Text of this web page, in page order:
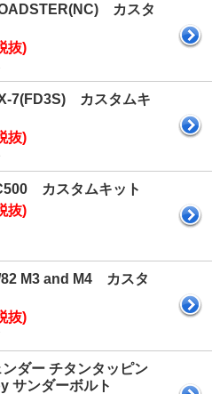
カスタ
抜)
7(FD3S) カスタムキ
抜)
カスタムキット
抜)
82 M3 and M4 カスタ
抜)
ダー チタンタッピン
サンダーボルト